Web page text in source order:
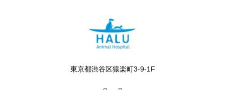
東京都渋谷区猿楽町3-9-1F